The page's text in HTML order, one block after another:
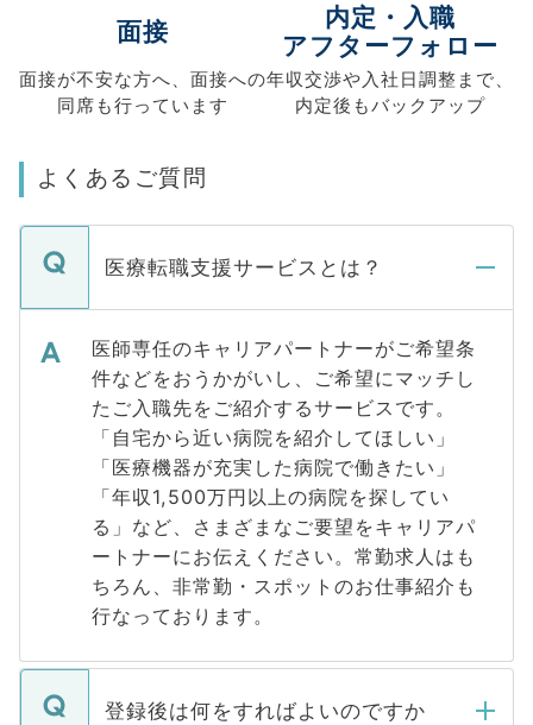
面接
面接が不安な方へ、 面接への
同席も行っています
内定・入職
アフターフォロー
年収交渉や入社日調整まで、
内定後もバックアップ
よくあるご質問
医療転職支援サービスとは？
医師専任のキャリアパートナーがご希望条
件などをおうかがいし、ご希望にマッチし
たご入職先をご紹介するサービスです。
「自宅から近い病院を紹介してほしい」
「医療機器が充実した病院で働きたい」
「年収1,500万円以上の病院を探してい
る」など、さまざまなご要望をキャリアパ
ートナーにお伝えください。常勤求人はも
ちろん、非常勤・スポットのお仕事紹介も
行なっております。
登録後は何をすればよいのですか